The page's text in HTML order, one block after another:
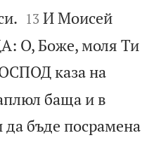


13 И Моисей
О, Боже, моля Ти
каза на
баща и в
бъде посрамена